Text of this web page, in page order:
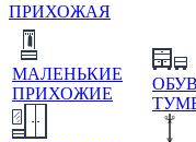
ПРИХОЖАЯ
МАЛЕНЬКИЕ
ПРИХОЖИЕ